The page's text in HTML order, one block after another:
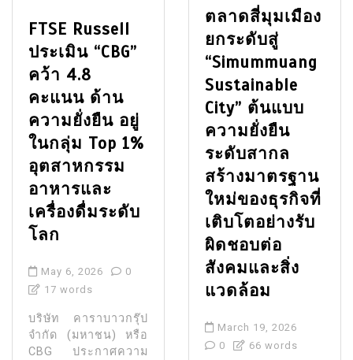
FTSE Russell
ประเมิน “CBG”
คว้า 4.8
คะแนน ด้าน
ความยั่งยืน อยู่
ในกลุ่ม Top 1%
อุตสาหกรรม
อาหารและ
เครื่องดื่มระดับ
โลก
May 6, 2026
0
17 words
บริษัท คาราบาวกรุ๊ป
จำกัด (มหาชน) หรือ
CBG ประกาศความ
ตลาดสี่มุมเมือง
ยกระดับสู่
“Simummuang
Sustainable
City” ต้นแบบ
ความยั่งยืน
ระดับสากล
สร้างมาตรฐาน
ใหม่ของธุรกิจที่
เติบโตอย่างรับ
ผิดชอบต่อ
สังคมและสิ่ง
แวดล้อม
March 19, 2026
0
66 words